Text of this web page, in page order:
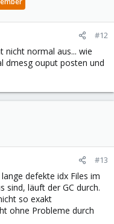
#12
nicht normal aus... wie
dmesg ouput posten und
#13
defekte idx Files im
sind, läuft der GC durch.
so exakt
ohne Probleme durch